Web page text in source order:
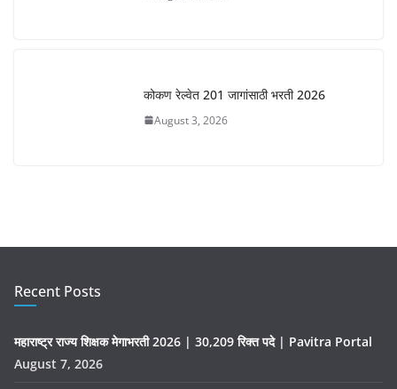
कोकण रेल्वेत 201 जागांसाठी भरती 2026
August 3, 2026
Recent Posts
महाराष्ट्र राज्य शिक्षक मेगाभरती 2026 | 30,209 रिक्त पदे | Pavitra Portal
August 7, 2026